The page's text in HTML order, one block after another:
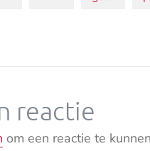
reactie
om een reactie te